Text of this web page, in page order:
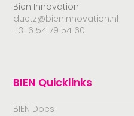
Bien Innovation
duetz@bieninnovation.nl
+31 6 54 79 54 60
BIEN Quicklinks
BIEN Does